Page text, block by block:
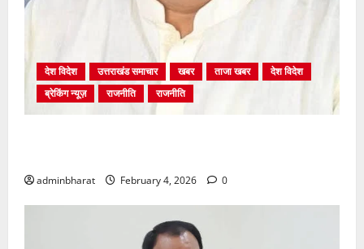
देश विदेश उत्तराखंड समाचार खबर ताजा खबर
देश विदेश
ब्रेकिंग न्यूज़
राजनीति राजनीति
adminbharat February 4, 2026 0